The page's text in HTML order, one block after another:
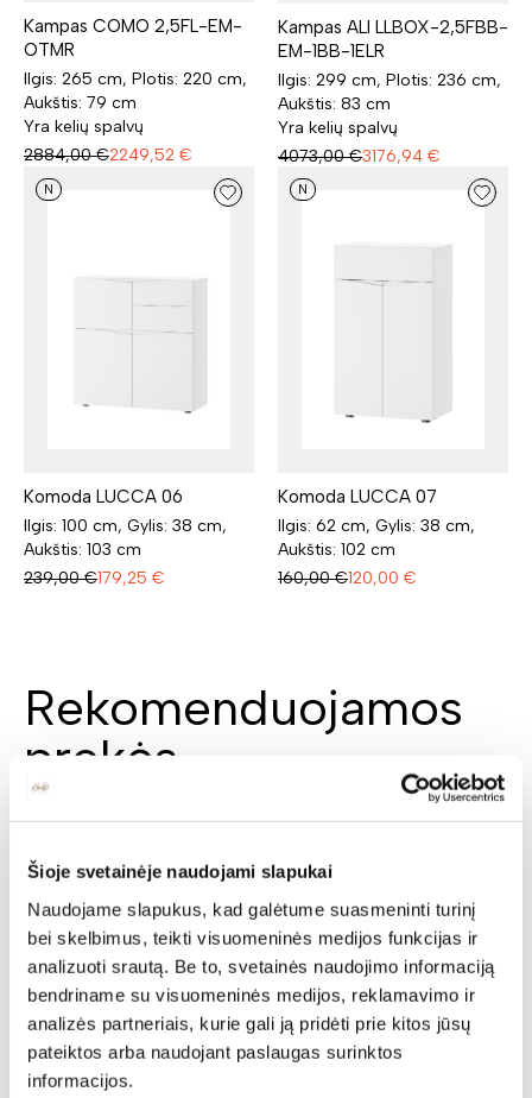
Šioje svetainėje naudojami slapukai
Naudojame slapukus, kad galėtume suasmeninti turinį
bei skelbimus, teikti visuomeninės medijos funkcijas ir
analizuoti srautą. Be to, svetainės naudojimo informaciją
bendriname su visuomeninės medijos, reklamavimo ir
analizės partneriais, kurie gali ją pridėti prie kitos jūsų
pateiktos arba naudojant paslaugas surinktos
informacijos.
Kampas COMO 2,5FL-EM-
OTMR
Ilgis: 265 cm, Plotis: 220 cm,
Aukštis: 79 cm
Yra kelių spalvų
2884,00 €2249,52 €
Kampas ALI LLBOX-2,5FBB-
EM-1BB-1ELR
Ilgis: 299 cm, Plotis: 236 cm,
Aukštis: 83 cm
Yra kelių spalvų
4073,00 €3176,94 €
N
Komoda LUCCA 06
Ilgis: 100 cm, Gylis: 38 cm,
Aukštis: 103 cm
239,00 €179,25 €
N
Komoda LUCCA 07
Ilgis: 62 cm, Gylis: 38 cm,
Aukštis: 102 cm
160,00 €120,00 €
Rekomenduojamos
prekės
Drabužių kabykla NEPTUN
N-WP